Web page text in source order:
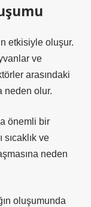
etkisiyle oluşur.
ve
arasındaki
neden olur.
önemli bir
ve
neden
oluşumunda